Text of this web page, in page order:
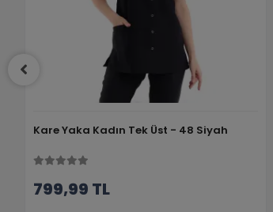
Kare Yaka Kadın Tek Üst - 48 Siyah
799,99 TL